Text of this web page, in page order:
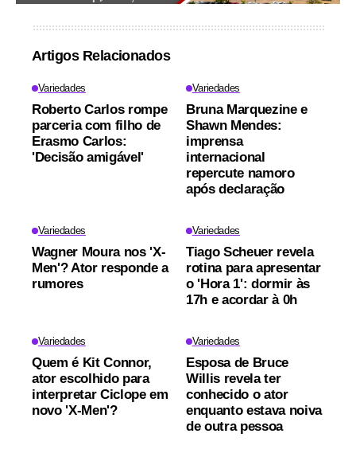
Artigos Relacionados
Variedades
Roberto Carlos rompe
parceria com filho de
Erasmo Carlos:
'Decisão amigável'
Variedades
Bruna Marquezine e
Shawn Mendes:
imprensa
internacional
repercute namoro
após declaração
Variedades
Wagner Moura nos 'X-
Men'? Ator responde a
rumores
Variedades
Tiago Scheuer revela
rotina para apresentar
o 'Hora 1': dormir às
17h e acordar à 0h
Variedades
Quem é Kit Connor,
ator escolhido para
interpretar Ciclope em
novo 'X-Men'?
Variedades
Esposa de Bruce
Willis revela ter
conhecido o ator
enquanto estava noiva
de outra pessoa